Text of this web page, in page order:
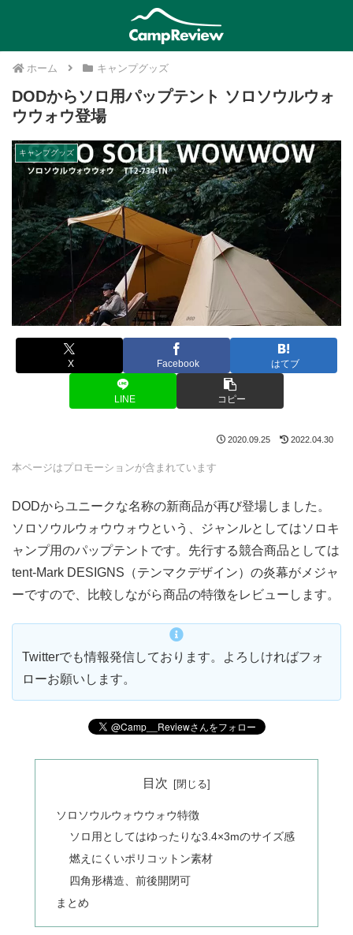
ホーム キャンプグッズ
DODからソロ用パップテント ソロソウルウォ
ウウォウ登場
キャンプグッズ
X Facebook はてブ
LINE コピー
2020.09.25 2022.04.30
本ページはプロモーションが含まれています
DODからユニークな名称の新商品が再び登場しました。
ソロソウルウォウウォウという、ジャンルとしてはソロキ
ャンプ用のパップテントです。先行する競合商品としては
tent-Mark DESIGNS（テンマクデザイン）の炎幕がメジャ
ーですので、比較しながら商品の特徴をレビューします。
Twitterでも情報発信しております。よろしければフォ
ローお願いします。
目次
ソロソウルウォウウォウ特徴
ソロ用としてはゆったりな3.4×3mのサイズ感
燃えにくいポリコットン素材
四角形構造、前後開閉可
まとめ